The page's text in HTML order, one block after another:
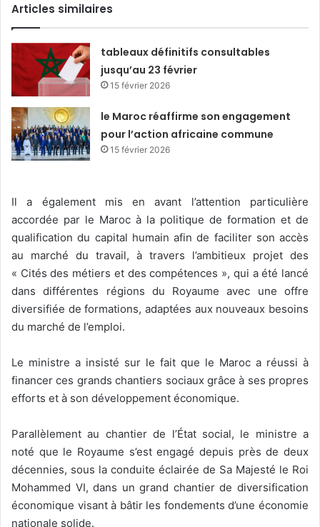
Articles similaires
tableaux définitifs consultables
jusqu’au 23 février
15 février 2026
le Maroc réaffirme son engagement
pour l’action africaine commune
15 février 2026
Il a également mis en avant l’attention particulière
accordée par le Maroc à la politique de formation et de
qualification du capital humain afin de faciliter son accès
au marché du travail, à travers l’ambitieux projet des
« Cités des métiers et des compétences », qui a été lancé
dans différentes régions du Royaume avec une offre
diversifiée de formations, adaptées aux nouveaux besoins
du marché de l’emploi.
Le ministre a insisté sur le fait que le Maroc a réussi à
financer ces grands chantiers sociaux grâce à ses propres
efforts et à son développement économique.
Parallèlement au chantier de l’État social, le ministre a
noté que le Royaume s’est engagé depuis près de deux
décennies, sous la conduite éclairée de Sa Majesté le Roi
Mohammed VI, dans un grand chantier de diversification
économique visant à bâtir les fondements d’une économie
nationale solide.